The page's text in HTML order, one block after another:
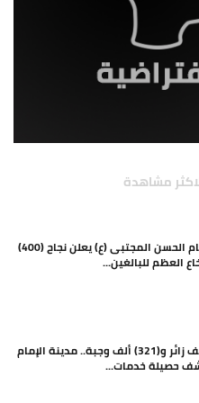
مشاهدة
مستشفى الإمام الحسن المجتبى (ع) يعلن نجاح (400)
العظم للبالغين...
أكثر من (45) ألف زائر و(321) ألف وجبة.. مدينة الإمام
حصيلة خدمات...